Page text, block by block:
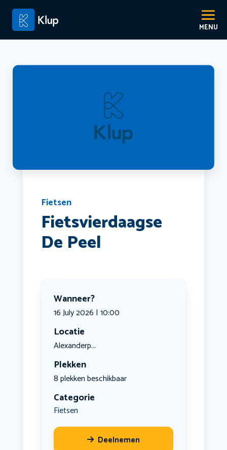
Fietsen
Fietsvierdaagse
De Peel
Wanneer?
16 July 2026 | 10:00
Locatie
Alexanderp...
Plekken
8 plekken beschikbaar
Categorie
Fietsen
Deelnemen